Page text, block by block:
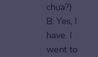
chưa?)
B: Yes, I
have. I
went to